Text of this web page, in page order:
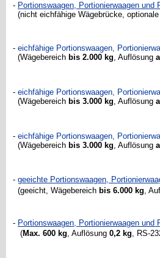
- Portionswaagen, Portionierwaagen und
(nicht eichfähige Wägebrücke,
- eichfähige Portionswaagen,
(Wägebereich bis 2.000 kg, Auflösung
- eichfähige Portionswaagen,
(Wägebereich bis 3.000 kg, Auflösung
- eichfähige Portionswaagen,
(Wägebereich bis 3.000 kg, Auflösung
- geeichte Portionswaagen,
(geeicht, Wägebereich bis 6.000 kg,
- Portionswaagen, Portionierwaagen
(Max. 600 kg, Auflösung 0,2 kg, RS-